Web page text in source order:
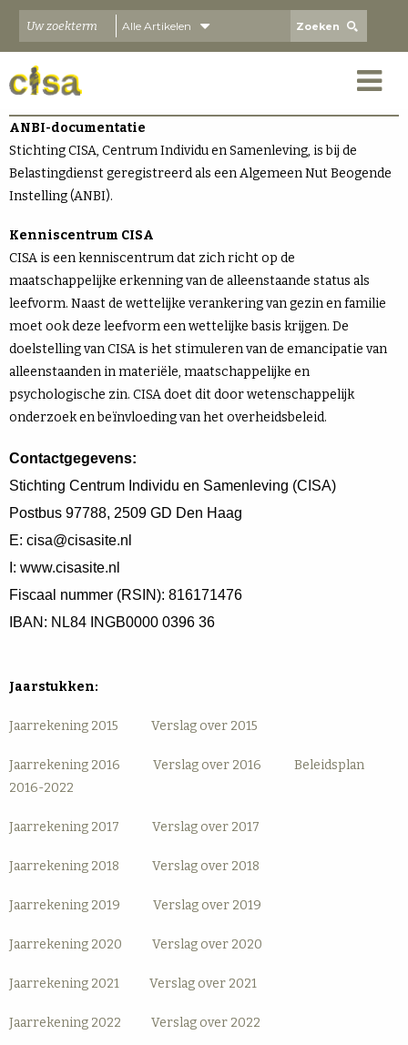
Alle Artikelen
ANBI
ANBI-documentatie
Stichting CISA, Centrum Individu en Samenleving, is bij de
Belastingdienst geregistreerd als een Algemeen Nut Beogende
Instelling (ANBI).
Kenniscentrum CISA
CISA is een kenniscentrum dat zich richt op de
maatschappelijke erkenning van de alleenstaande status als
leefvorm. Naast de wettelijke verankering van gezin en familie
moet ook deze leefvorm een wettelijke basis krijgen. De
doelstelling van CISA is het stimuleren van de emancipatie van
alleenstaanden in materiële, maatschappelijke en
psychologische zin. CISA doet dit door wetenschappelijk
onderzoek en beïnvloeding van het overheidsbeleid.
Contactgegevens:
Stichting Centrum Individu en Samenleving (CISA)
Postbus 97788, 2509 GD Den Haag
E: cisa@cisasite.nl
I: www.cisasite.nl
Fiscaal nummer (RSIN): 816171476
IBAN: NL84 INGB0000 0396 36
Jaarstukken:
Jaarrekening 2015 Verslag over 2015
Jaarrekening 2016 Verslag over 2016
Beleidsplan
2016-2022
Jaarrekening 2017 Verslag over 2017
Jaarrekening 2018 Verslag over 2018
Jaarrekening 2019 Verslag over 2019
Jaarrekening 2020 Verslag over 2020
Jaarrekening 2021 Verslag over 2021
Jaarrekening 2022 Verslag over 2022